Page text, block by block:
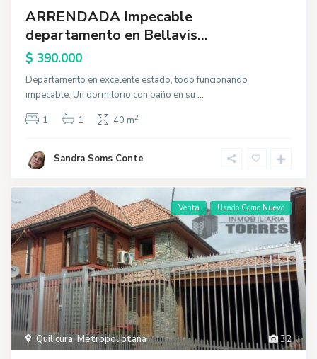
ARRENDADA Impecable
departamento en Bellavis...
$ 390.000
Departamento en excelente estado, todo funcionando
impecable. Un dormitorio con baño en su ...
1
1 40 m2
Sandra Soms Conte
32
Quilicura,Metropoliotana
Venta Usado Como Nuevo